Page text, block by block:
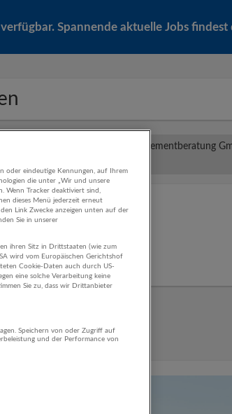
Spannende aktuelle Jobs findest
& Partners Personal- und Managementberatung
(m/w/d)
Leitung
oder eindeutige Kennungen, auf Ihrem
die unter „Wir und unsere
Wenn Tracker deaktiviert sind,
dieses Menü jederzeit erneut
Link Zwecke anzeigen unten auf der
Sie in unserer
ihren Sitz in Drittstaaten (wie zum
wird vom Europäischen Gerichtshof
Cookie-Daten auch durch US-
eine solche Verarbeitung keine
Sie zu, dass wir Drittanbieter
Speichern von oder Zugriff auf
und der Performance von